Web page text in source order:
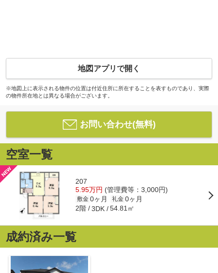
地図アプリで開く
※地図上に表示される物件の位置は付近住所に所在することを表すものであり、実際
の物件所在地とは異なる場合がございます。
お問い合わせ(無料)
空室一覧
207
5.95万円 (管理費等：3,000円)
敷金 0ヶ月 礼金 0ヶ月
2階 3DK 54.81㎡
成約済み一覧